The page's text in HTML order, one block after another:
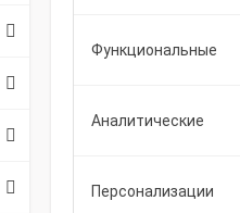
Функциональные
Аналитические
Персонализации